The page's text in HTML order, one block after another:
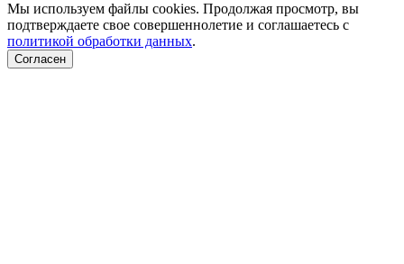
Мы используем файлы cookies. Продолжая просмотр, вы
подтверждаете свое совершеннолетие и соглашаетесь с
политикой обработки данных.
Согласен